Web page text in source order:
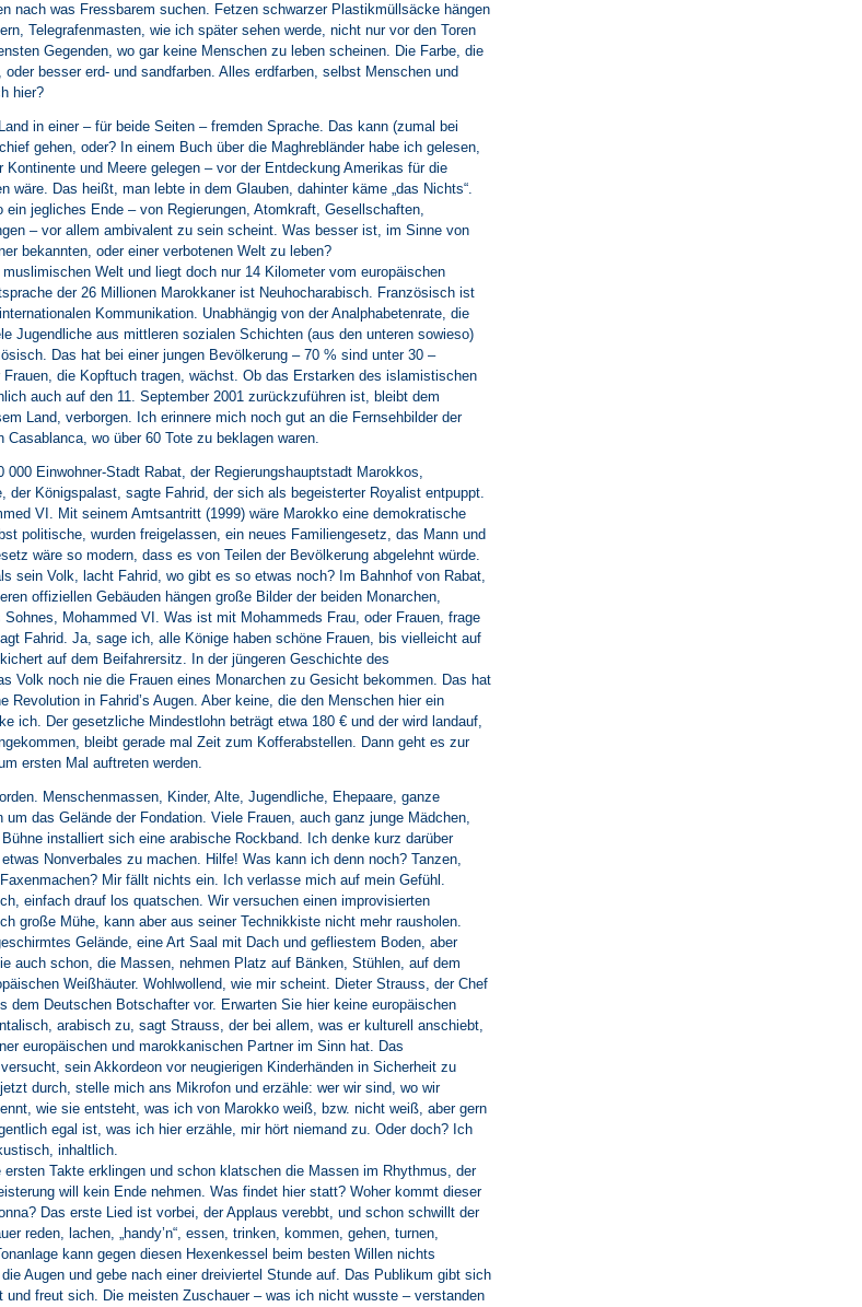
nach was Fressbarem suchen. Fetzen schwarzer Plastikmüllsäcke hängen
Telegrafenmasten, wie ich später sehen werde, nicht nur vor den Toren
Gegenden, wo gar keine Menschen zu leben scheinen. Die Farbe, die
besser erd- und sandfarben. Alles erdfarben, selbst Menschen und
hier?
in einer – für beide Seiten – fremden Sprache. Das kann (zumal bei
gehen, oder? In einem Buch über die Maghrebländer habe ich gelesen,
und Meere gelegen – vor der Entdeckung Amerikas für die
wäre. Das heißt, man lebte in dem Glauben, dahinter käme „das Nichts“.
ein jegliches Ende – von Regierungen, Atomkraft, Gesellschaften,
– vor allem ambivalent zu sein scheint. Was besser ist, im Sinne von
bekannten, oder einer verbotenen Welt zu leben?
Welt und liegt doch nur 14 Kilometer vom europäischen
der 26 Millionen Marokkaner ist Neuhocharabisch. Französisch ist
Kommunikation. Unabhängig von der Analphabetenrate, die
Jugendliche aus mittleren sozialen Schichten (aus den unteren sowieso)
Das hat bei einer jungen Bevölkerung – 70 % sind unter 30 –
die Kopftuch tragen, wächst. Ob das Erstarken des islamistischen
auch auf den 11. September 2001 zurückzuführen ist, bleibt dem
Land, verborgen. Ich erinnere mich noch gut an die Fernsehbilder der
wo über 60 Tote zu beklagen waren.
000 Einwohner-Stadt Rabat, der Regierungshauptstadt Marokkos,
der Königspalast, sagte Fahrid, der sich als begeisterter Royalist entpuppt.
VI. Mit seinem Amtsantritt (1999) wäre Marokko eine demokratische
politische, wurden freigelassen, ein neues Familiengesetz, das Mann und
wäre so modern, dass es von Teilen der Bevölkerung abgelehnt würde.
sein Volk, lacht Fahrid, wo gibt es so etwas noch? Im Bahnhof von Rabat,
offiziellen Gebäuden hängen große Bilder der beiden Monarchen,
Mohammed VI. Was ist mit Mohammeds Frau, oder Frauen, frage
Fahrid. Ja, sage ich, alle Könige haben schöne Frauen, bis vielleicht auf
auf dem Beifahrersitz. In der jüngeren Geschichte des
Volk noch nie die Frauen eines Monarchen zu Gesicht bekommen. Das hat
Revolution in Fahrid’s Augen. Aber keine, die den Menschen hier ein
ich. Der gesetzliche Mindestlohn beträgt etwa 180 € und der wird landauf,
bleibt gerade mal Zeit zum Kofferabstellen. Dann geht es zur
ersten Mal auftreten werden.
Menschenmassen, Kinder, Alte, Jugendliche, Ehepaare, ganze
das Gelände der Fondation. Viele Frauen, auch ganz junge Mädchen,
installiert sich eine arabische Rockband. Ich denke kurz darüber
Nonverbales zu machen. Hilfe! Was kann ich denn noch? Tanzen,
Mir fällt nichts ein. Ich verlasse mich auf mein Gefühl.
einfach drauf los quatschen. Wir versuchen einen improvisierten
große Mühe, kann aber aus seiner Technikkiste nicht mehr rausholen.
Gelände, eine Art Saal mit Dach und gefliestem Boden, aber
auch schon, die Massen, nehmen Platz auf Bänken, Stühlen, auf dem
Weißhäuter. Wohlwollend, wie mir scheint. Dieter Strauss, der Chef
dem Deutschen Botschafter vor. Erwarten Sie hier keine europäischen
arabisch zu, sagt Strauss, der bei allem, was er kulturell anschiebt,
europäischen und marokkanischen Partner im Sinn hat. Das
sein Akkordeon vor neugierigen Kinderhänden in Sicherheit zu
durch, stelle mich ans Mikrofon und erzähle: wer wir sind, wo wir
wie sie entsteht, was ich von Marokko weiß, bzw. nicht weiß, aber gern
egal ist, was ich hier erzähle, mir hört niemand zu. Oder doch? Ich
inhaltlich.
Takte erklingen und schon klatschen die Massen im Rhythmus, der
will kein Ende nehmen. Was findet hier statt? Woher kommt dieser
Das erste Lied ist vorbei, der Applaus verebbt, und schon schwillt der
reden, lachen, „handy’n“, essen, trinken, kommen, gehen, turnen,
kann gegen diesen Hexenkessel beim besten Willen nichts
Augen und gebe nach einer dreiviertel Stunde auf. Das Publikum gibt sich
und freut sich. Die meisten Zuschauer – was ich nicht wusste – verstanden